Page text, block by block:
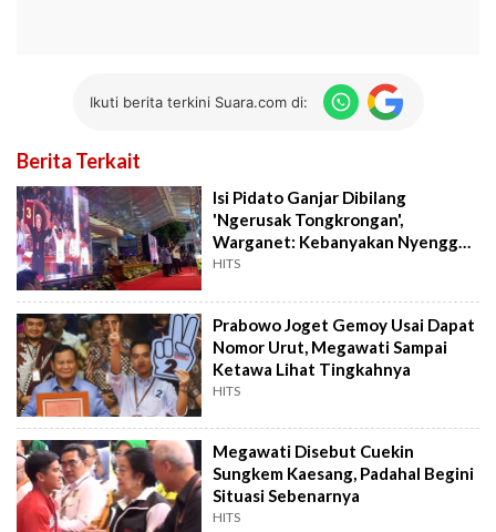
Ikuti berita terkini Suara.com di:
Berita Terkait
Isi Pidato Ganjar Dibilang
'Ngerusak Tongkrongan',
Warganet: Kebanyakan Nyenggol
Sih
HITS
Prabowo Joget Gemoy Usai Dapat
Nomor Urut, Megawati Sampai
Ketawa Lihat Tingkahnya
HITS
Megawati Disebut Cuekin
Sungkem Kaesang, Padahal Begini
Situasi Sebenarnya
HITS